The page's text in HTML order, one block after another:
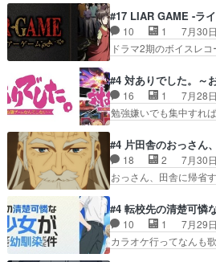
れww唐突な作画力の
瞬で終わっちまった
に見えた。4話は過…
惨な過去がきっちり
さんと姉弟の母との
んの過去話も佳境…
想：２人の過剰な貢
系列が4話と入れ替
のどうやって運ぶん
形態にもなれるんか
#17 LIAR GAME -ラ
10 1
7月30日
ドラマ2期のボイス
国の奴らも馬鹿が多
ありがとうございま
治郎（中の人的に）
の回転の速さと人間
で夜の国の独裁支配
ですね。昼の国が勝
た。次回も緊張が止ま
#4 対ありでした。～
16 1
7月28日
勉強嫌いでも集中す
なゲームも相手が強
マ：テスト勉強と大
ーーーーーーーー良
ゲー対戦よりテスト
ストに向けて勉強会
の2択なら戦闘を選ぶ
を選ぶって、ひぐらし
#4 片田舎のおっさん
18 2
7月30日
おっさん、田舎に帰
れない爺さんには夢
ニ、ヘンブリッツ、
お供ヒロインはクル
手紙が来た。サーベ
#4 転校先の清楚可憐
10 1
7月29日
カラオケ行ってなん